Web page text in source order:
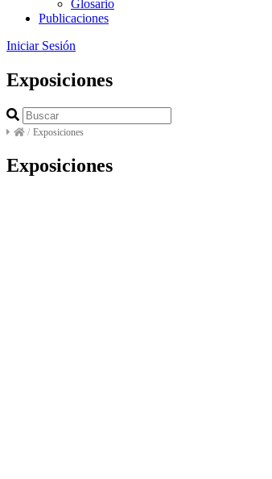
Glosario
Publicaciones
Iniciar Sesión
Exposiciones
/ Exposiciones
Exposiciones